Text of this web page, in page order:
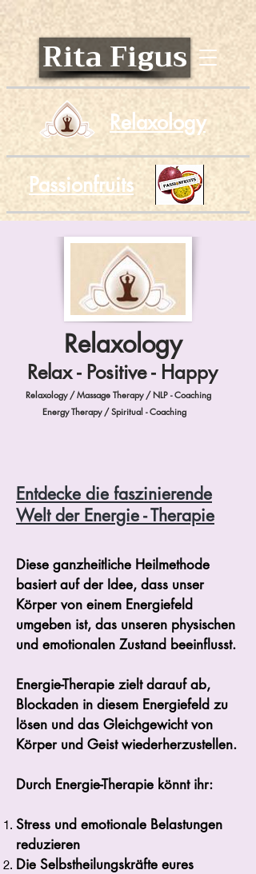
Rita Figus
Relaxology
Passionfruits
Relaxology
Relax - Positive - Happy
Relaxology / Massage Therapy / NLP - Coaching
Energy Therapy / Spiritual - Coaching
Entdecke die faszinierende
Welt der Energie - Therapie
Diese ganzheitliche Heilmethode
basiert auf der Idee, dass unser
Körper von einem Energiefeld
umgeben ist, das unseren physischen
und emotionalen Zustand beeinflusst.
Energie-Therapie zielt darauf ab,
Blockaden in diesem Energiefeld zu
lösen und das Gleichgewicht von
Körper und Geist wiederherzustellen.
Durch Energie-Therapie könnt ihr:
Stress und emotionale Belastungen
reduzieren
Die Selbstheilungskräfte eures